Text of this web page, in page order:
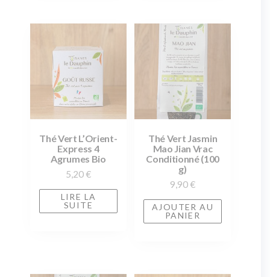
Thé Vert L’Orient-
Express 4
Agrumes Bio
5,20 €
LIRE LA
SUITE
Thé Vert Jasmin
Mao Jian Vrac
Conditionné (100
g)
9,90 €
AJOUTER AU
PANIER